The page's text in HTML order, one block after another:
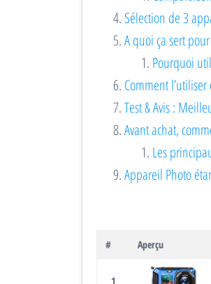
Sélection de 3
A quoi ça sert
Pourquoi
Comment
Test & Avis :
Avant achat,
Les
Appareil Photo
# Aperçu
1